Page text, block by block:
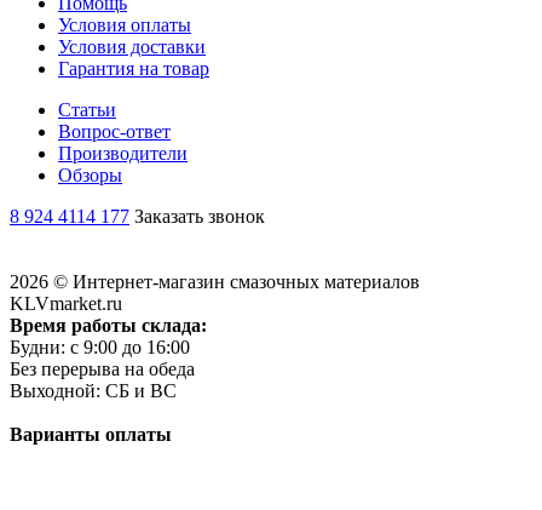
Условия оплаты
Условия доставки
Гарантия на товар
Статьи
Вопрос-ответ
Производители
Обзоры
8 924 4114 177 Заказать звонок
2026 © Интернет-магазин смазочных материалов
KLVmarket.ru
Время работы склада:
Будни: c 9:00 до 16:00
Без перерыва на обеда
Выходной: СБ и ВС
Варианты оплаты